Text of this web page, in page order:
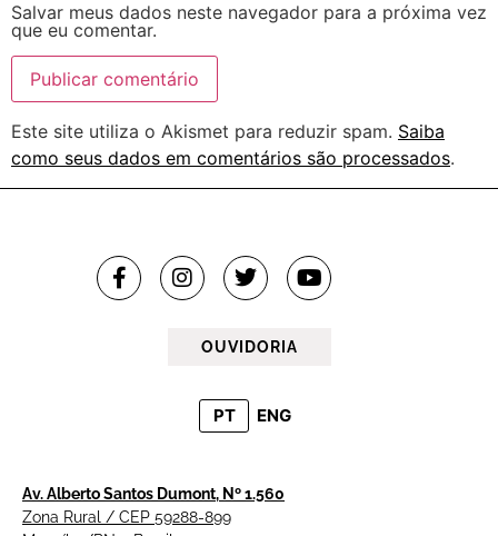
Salvar meus dados neste navegador para a próxima vez
que eu comentar.
Este site utiliza o Akismet para reduzir spam. Saiba
como seus dados em comentários são processados.
OUVIDORIA
PT ENG
Av. Alberto Santos Dumont, Nº 1.560
Zona Rural / CEP 59288-899